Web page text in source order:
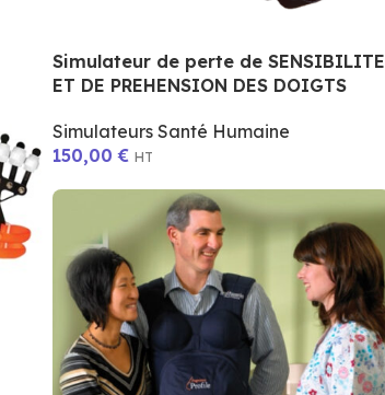
Simulateur de perte de SENSIBILITE
ET DE PREHENSION DES DOIGTS
Simulateurs Santé Humaine
150,00€ HT